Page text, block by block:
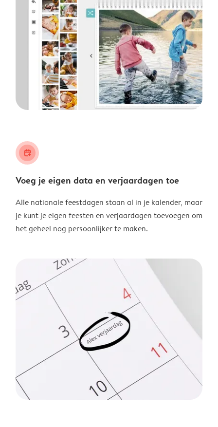
calendar_plus
Voeg je eigen data en verjaardagen toe
Alle nationale feestdagen staan al in je kalender, maar
je kunt je eigen feesten en verjaardagen toevoegen om
het geheel nog persoonlijker te maken.